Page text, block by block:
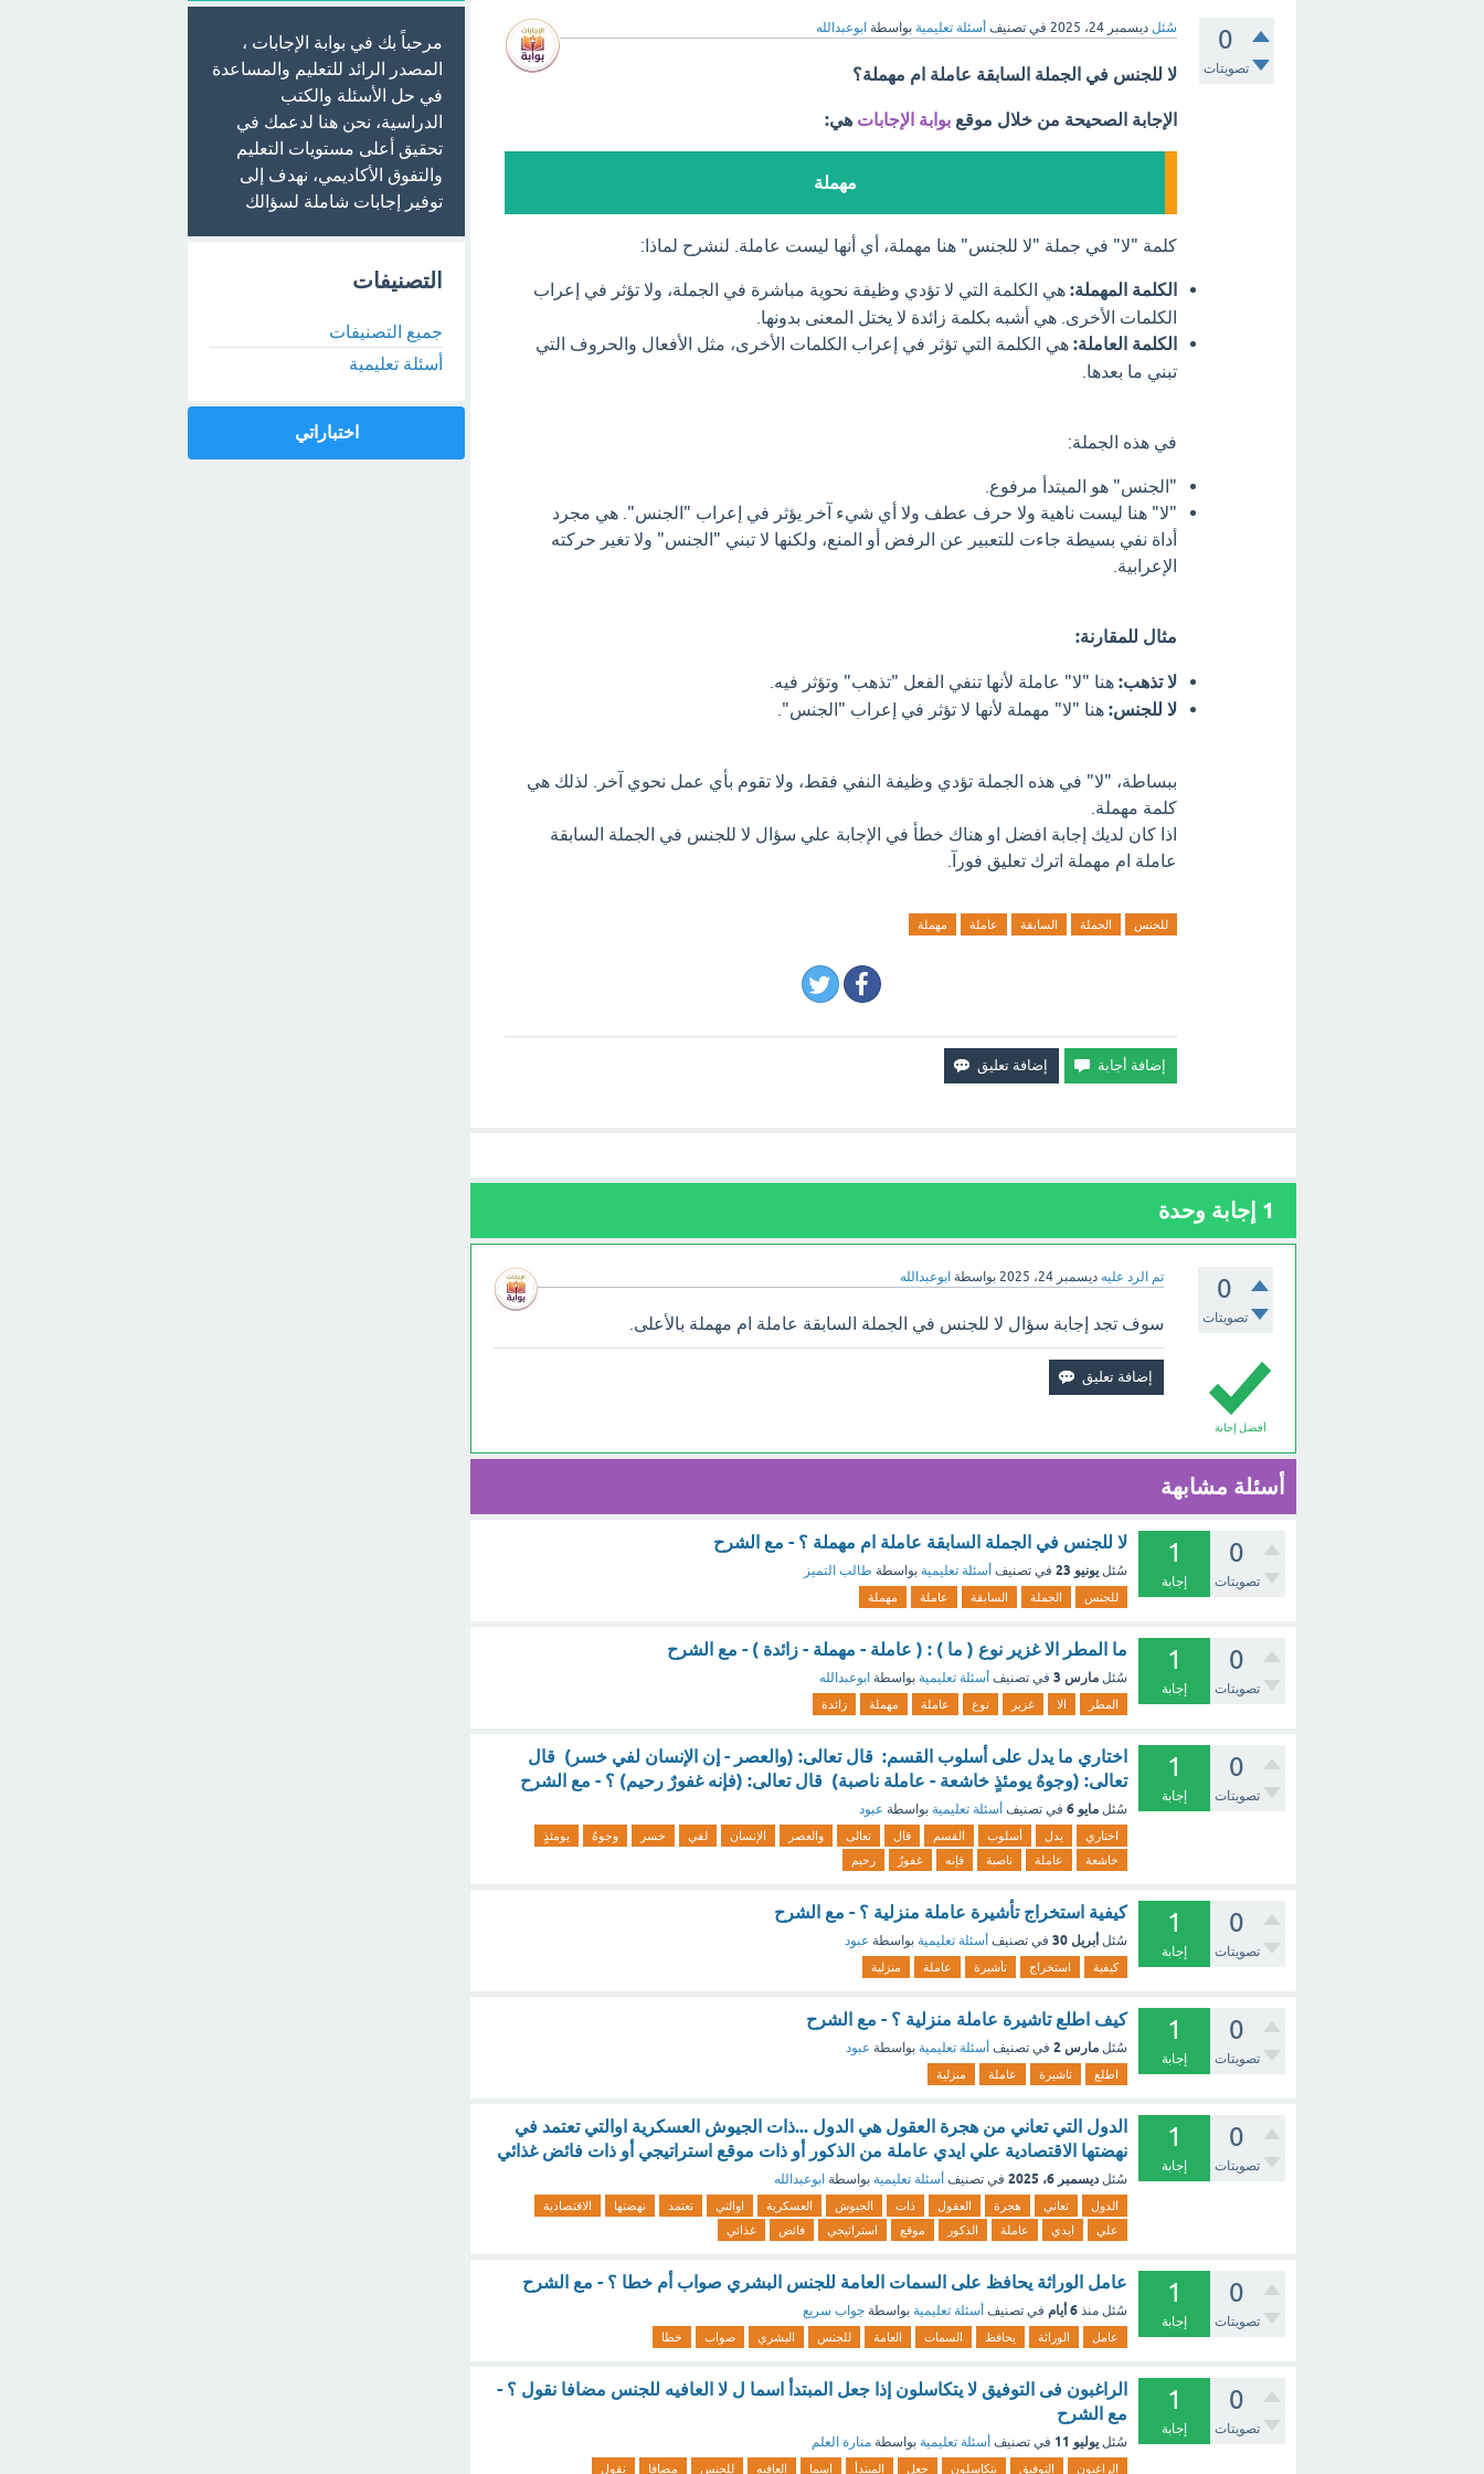
0
تصويتات
سُئل ديسمبر 24، 2025 في تصنيف أسئلة تعليمية بواسطة ابوعبدالله
لا للجنس في الجملة السابقة عاملة ام مهملة؟
الإجابة الصحيحة من خلال موقع بوابة الإجابات هي:
مهملة
كلمة "لا" في جملة "لا للجنس" هنا مهملة، أي أنها ليست عاملة. لنشرح لماذا:
الكلمة المهملة: هي الكلمة التي لا تؤدي وظيفة نحوية مباشرة في الجملة، ولا تؤثر في إعراب
الكلمات الأخرى. هي أشبه بكلمة زائدة لا يختل المعنى بدونها.
الكلمة العاملة: هي الكلمة التي تؤثر في إعراب الكلمات الأخرى، مثل الأفعال والحروف التي
تبني ما بعدها.
في هذه الجملة:
"الجنس" هو المبتدأ مرفوع.
"لا" هنا ليست ناهية ولا حرف عطف ولا أي شيء آخر يؤثر في إعراب "الجنس". هي مجرد
أداة نفي بسيطة جاءت للتعبير عن الرفض أو المنع، ولكنها لا تبني "الجنس" ولا تغير حركته
الإعرابية.
مثال للمقارنة:
لا تذهب: هنا "لا" عاملة لأنها تنفي الفعل "تذهب" وتؤثر فيه.
لا للجنس: هنا "لا" مهملة لأنها لا تؤثر في إعراب "الجنس".
ببساطة، "لا" في هذه الجملة تؤدي وظيفة النفي فقط، ولا تقوم بأي عمل نحوي آخر. لذلك هي
كلمة مهملة.
اذا كان لديك إجابة افضل او هناك خطأ في الإجابة علي سؤال لا للجنس في الجملة السابقة
عاملة ام مهملة اترك تعليق فورآ.
للجنس الجملة السابقة عاملة مهملة
1 إجابة وحدة
0
تصويتات
تم الرد عليه ديسمبر 24، 2025 بواسطة ابوعبدالله
أفضل إجابة
سوف تجد إجابة سؤال لا للجنس في الجملة السابقة عاملة ام مهملة بالأعلى.
أسئلة مشابهة
0
تصويتات
1
إجابة
لا للجنس في الجملة السابقة عاملة ام مهملة ؟ - مع الشرح
سُئل يونيو 23 في تصنيف أسئلة تعليمية بواسطة طالب التميز
للجنس الجملة السابقة عاملة مهملة
0
تصويتات
1
إجابة
ما المطر الا غزير نوع ( ما ) : ( عاملة - مهملة - زائدة ) - مع الشرح
سُئل مارس 3 في تصنيف أسئلة تعليمية بواسطة ابوعبدالله
المطر الا غزير نوع عاملة مهملة زائدة
0
تصويتات
1
إجابة
اختاري ما يدل على أسلوب القسم: قال تعالى: (والعصر - إن الإنسان لفي خسر) قال
تعالى: (وجوهٌ يومئذٍ خاشعة - عاملة ناصبة) قال تعالى: (فإنه غفورٌ رحيم) ؟ - مع الشرح
سُئل مايو 6 في تصنيف أسئلة تعليمية بواسطة عبود
اختاري يدل أسلوب القسم قال تعالى والعصر الإنسان لفي خسر وجوهٌ
يومئذٍ
خاشعة
عاملة ناصبة فإنه غفورٌ رحيم
0
تصويتات
1
إجابة
كيفية استخراج تأشيرة عاملة منزلية ؟ - مع الشرح
سُئل أبريل 30 في تصنيف أسئلة تعليمية بواسطة عبود
كيفية استخراج تأشيرة عاملة منزلية
0
تصويتات
1
إجابة
كيف اطلع تاشيرة عاملة منزلية ؟ - مع الشرح
سُئل مارس 2 في تصنيف أسئلة تعليمية بواسطة عبود
اطلع تاشيرة عاملة منزلية
0
تصويتات
1
إجابة
الدول التي تعاني من هجرة العقول هي الدول ...ذات الجيوش العسكرية اوالتي تعتمد في
نهضتها الاقتصادية علي ايدي عاملة من الذكور أو ذات موقع استراتيجي أو ذات فائض غذائي
سُئل ديسمبر 6، 2025 في تصنيف أسئلة تعليمية بواسطة ابوعبدالله
الدول تعاني هجرة العقول ذات الجيوش العسكرية اوالتي تعتمد نهضتها
الاقتصادية
علي
ايدي عاملة الذكور موقع استراتيجي فائض غذائي
0
تصويتات
1
إجابة
عامل الوراثة يحافظ على السمات العامة للجنس البشري صواب أم خطا ؟ - مع الشرح
سُئل منذ 6 أيام في تصنيف أسئلة تعليمية بواسطة جواب سريع
عامل الوراثة يحافظ السمات العامة للجنس البشري صواب خطا
0
تصويتات
1
إجابة
الراغبون فى التوفيق لا يتكاسلون إذا جعل المبتدأ اسما ل لا العافيه للجنس مضافا نقول ؟ -
مع الشرح
سُئل يوليو 11 في تصنيف أسئلة تعليمية بواسطة منارة العلم
الراغبون التوفيق يتكاسلون جعل المبتدأ اسما العافيه للجنس مضافا نقول
مرحباً بك في بوابة الإجابات ،
المصدر الرائد للتعليم والمساعدة
في حل الأسئلة والكتب
الدراسية، نحن هنا لدعمك في
تحقيق أعلى مستويات التعليم
والتفوق الأكاديمي، نهدف إلى
توفير إجابات شاملة لسؤالك
التصنيفات
جميع التصنيفات
أسئلة تعليمية
اختباراتي